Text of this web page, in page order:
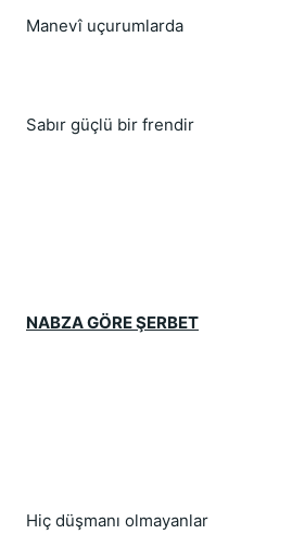
Manevî uçurumlarda
Sabır güçlü bir frendir
NABZA GÖRE ŞERBET
Hiç düşmanı olmayanlar